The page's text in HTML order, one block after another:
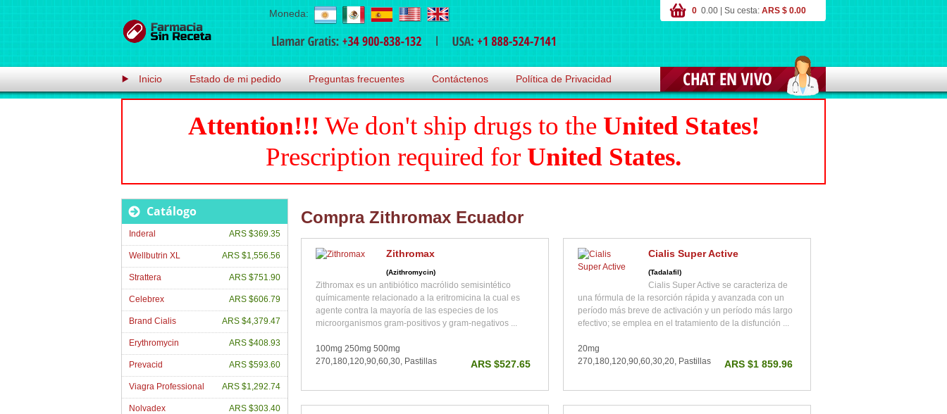
Moneda: 0 0.00 | Su cesta: ARS $ 0.00
Inicio Estado de mi pedido Preguntas frecuentes Contáctenos Política de Privacidad
Attention!!! We don't ship drugs to the United States!
Prescription required for United States.
Compra Zithromax Ecuador
Zithromax
(Azithromycin)
Zithromax es un antibiótico macrólido semisintético
químicamente relacionado a la eritromicina la cual es
agente contra la mayoría de las especies de los
microorganismos gram-positivos y gram-negativos ...
100mg 250mg 500mg
270,180,120,90,60,30, Pastillas
ARS $527.65
Cialis Super Active
(Tadalafil)
Cialis Super Active se caracteriza de
una fórmula de la resorción rápida y avanzada con un
período más breve de activación y un período más largo
efectivo; se emplea en el tratamiento de la disfunción ...
20mg
270,180,120,90,60,30,20, Pastillas
ARS $1 859.96
Catálogo
Inderal ARS $369.35
Wellbutrin XL ARS $1,556.56
Strattera ARS $751.90
Celebrex ARS $606.79
Brand Cialis ARS $4,379.47
Erythromycin ARS $408.93
Prevacid ARS $593.60
Viagra Professional ARS $1,292.74
Nolvadex ARS $303.40